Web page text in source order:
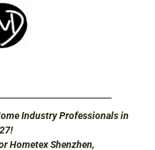
Industry Professionals in
Hometex Shenzhen,